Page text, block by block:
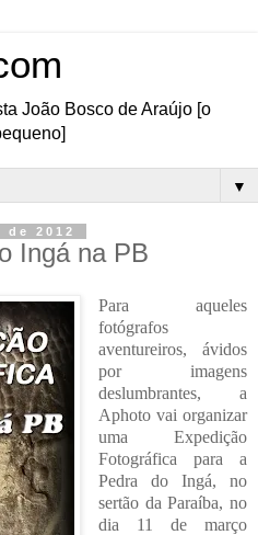
João Bosco de Araújo [o
▼
2012
Ingá na PB
Para aqueles
fotógrafos
aventureiros, ávidos
por imagens
deslumbrantes, a
Aphoto vai organizar
uma Expedição
Fotográfica para a
Pedra do Ingá, no
sertão da Paraíba, no
dia 11 de março